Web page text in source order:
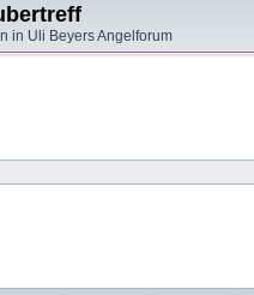
in Uli Beyers Angelforum